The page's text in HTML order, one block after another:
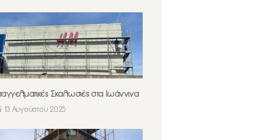
Σκαλωσιές στα Ιωάννινα
13 Αυγούστου 2025